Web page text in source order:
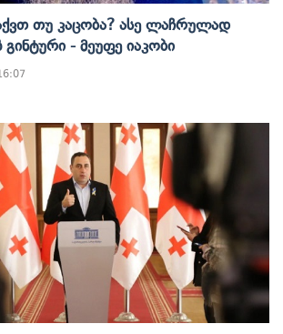
Თუ Კაცობა? Ასე Ლაჩრულად
- Მეუფე Იაკობი